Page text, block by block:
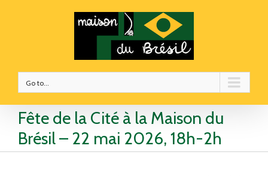
Go to...
Fête de la Cité à la Maison du
Brésil – 22 mai 2026, 18h-2h